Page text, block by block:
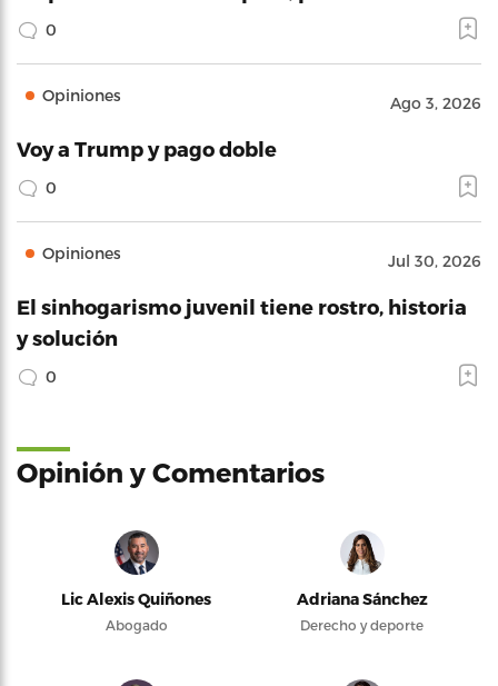
0
Opiniones Ago 3, 2026
Voy a Trump y pago doble
0
Opiniones Jul 30, 2026
El sinhogarismo juvenil tiene rostro, historia
y solución
0
Opinión y Comentarios
Lic Alexis Quiñones
Abogado
Adriana Sánchez
Derecho y deporte